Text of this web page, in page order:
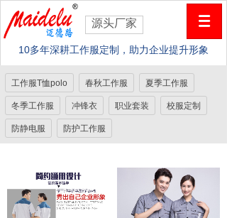
源头厂家
10多年深耕工作服定制，助力企业提升形象
工作服T恤polo 春秋工作服 夏季工作服
冬季工作服 冲锋衣 职业套装 校服定制
防静电服 防护工作服